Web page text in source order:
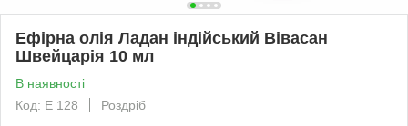
Ефірна олія Ладан індійський Вівасан
Швейцарія 10 мл
В наявності
Код: Е 128
Роздріб